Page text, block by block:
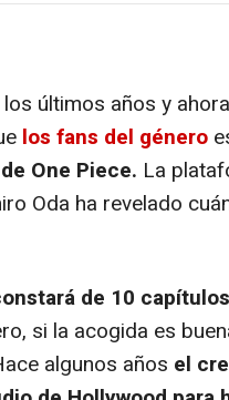
últimos años y
los fans del género
One Piece. La
Oda ha revelado
de 10 capítulos
si la acogida es
algunos años el